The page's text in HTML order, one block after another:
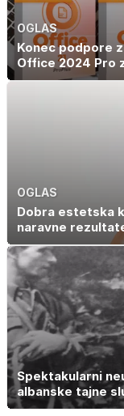
OGLAS
Konec podpore
Office 2024 Pro
OGLAS
Dobra estetska
naravne
Spektakularni
albanske tajne